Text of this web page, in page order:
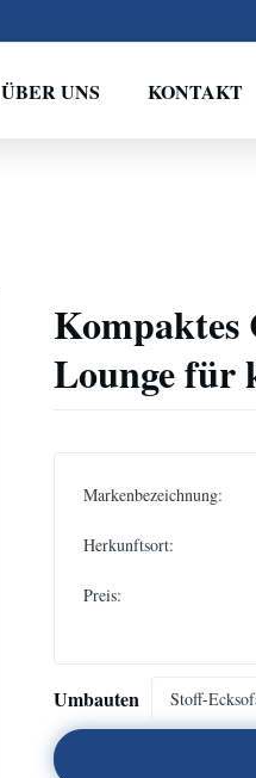
ÜBER UNS KONTAKT
Kompaktes
Lounge für
Markenbezeichnung:
Herkunftsort:
Preis:
Umbauten Stoff-